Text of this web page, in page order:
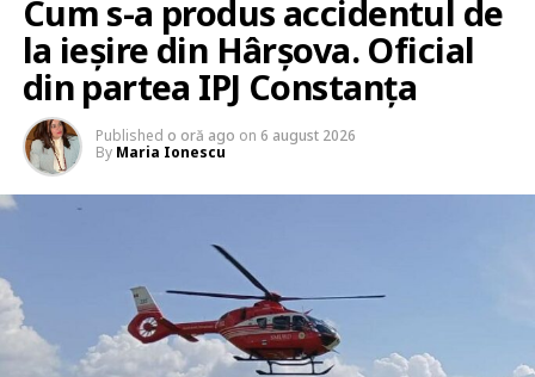
Cum s-a produs accidentul de
la ieșire din Hârșova. Oficial
din partea IPJ Constanța
Published o oră ago on 6 august 2026
By Maria Ionescu